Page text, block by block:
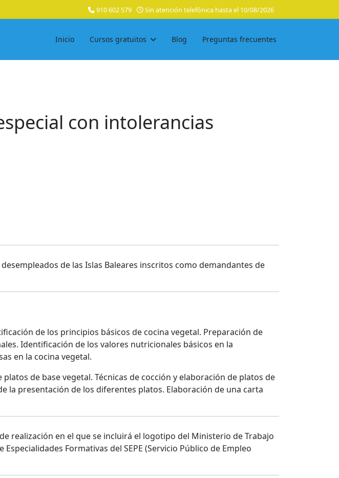
910 602 579 Sin atención telefónica hasta el 10/08/2026
Inicio Cursos gratuitos Blog Preguntas frecuentes
con intolerancias
de las Islas Baleares inscritos como demandantes de
de los principios básicos de cocina vegetal. Preparación de
Identificación de los valores nutricionales básicos en la
en la cocina vegetal.
de base vegetal. Técnicas de cocción y elaboración de platos de
la presentación de los diferentes platos. Elaboración de una carta
realización en el que se incluirá el logotipo del Ministerio de Trabajo
Formativas del SEPE (Servicio Público de Empleo